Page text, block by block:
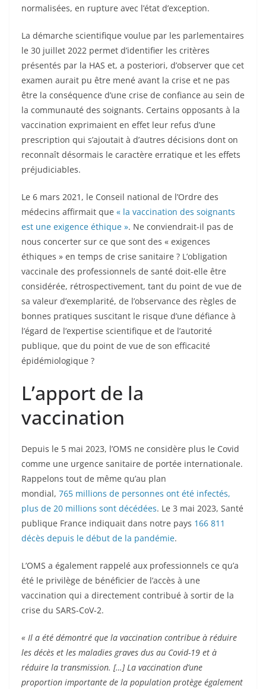
normalisées, en rupture avec l’état d’exception.
La démarche scientifique voulue par les parlementaires
le 30 juillet 2022 permet d’identifier les critères
présentés par la HAS et, a posteriori, d’observer que cet
examen aurait pu être mené avant la crise et ne pas
être la conséquence d’une crise de confiance au sein de
la communauté des soignants. Certains opposants à la
vaccination exprimaient en effet leur refus d’une
prescription qui s’ajoutait à d’autres décisions dont on
reconnaît désormais le caractère erratique et les effets
préjudiciables.
Le 6 mars 2021, le Conseil national de l’Ordre des
médecins affirmait que « la vaccination des soignants
est une exigence éthique ». Ne conviendrait-il pas de
nous concerter sur ce que sont des « exigences
éthiques » en temps de crise sanitaire ? L’obligation
vaccinale des professionnels de santé doit-elle être
considérée, rétrospectivement, tant du point de vue de
sa valeur d’exemplarité, de l’observance des règles de
bonnes pratiques suscitant le risque d’une défiance à
l’égard de l’expertise scientifique et de l’autorité
publique, que du point de vue de son efficacité
épidémiologique ?
L’apport de la
vaccination
Depuis le 5 mai 2023, l’OMS ne considère plus le Covid
comme une urgence sanitaire de portée internationale.
Rappelons tout de même qu’au plan
mondial, 765 millions de personnes ont été infectés,
plus de 20 millions sont décédées. Le 3 mai 2023, Santé
publique France indiquait dans notre pays 166 811
décès depuis le début de la pandémie.
L’OMS a également rappelé aux professionnels ce qu’a
été le privilège de bénéficier de l’accès à une
vaccination qui a directement contribué à sortir de la
crise du SARS-CoV-2.
« Il a été démontré que la vaccination contribue à réduire
les décès et les maladies graves dus au Covid-19 et à
réduire la transmission. […] La vaccination d’une
proportion importante de la population protège également